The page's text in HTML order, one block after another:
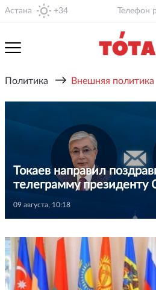
Астана +34 Телефон
Политика → Внешняя политика
Токаев направил
телеграмму президенту
09 августа, 10:18